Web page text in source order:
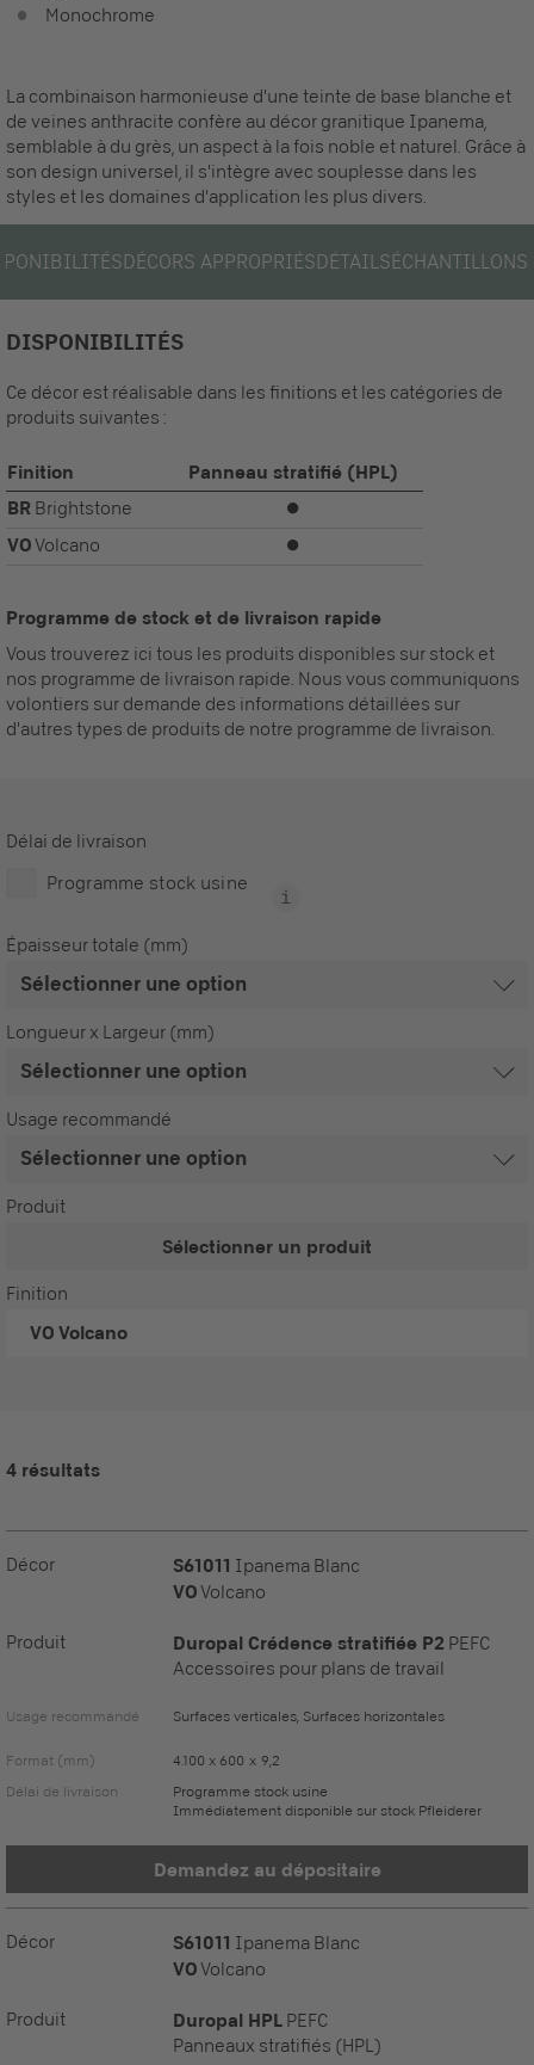
Monochrome
La combinaison harmonieuse d'une teinte de base blanche et
de veines anthracite confère au décor granitique Ipanema,
semblable à du grès, un aspect à la fois noble et naturel. Grâce à
son design universel, il s'intègre avec souplesse dans les
styles et les domaines d'application les plus divers.
DÉCORS APPROPRIÉSDÉTAILSÉCHANTILLONS
DISPONIBILITÉS
Ce décor est réalisable dans les finitions et les catégories de
produits suivantes :
Finition
Panneau stratifié (HPL)
BR Brightstone ⏺
VOVolcano ⏺
Programme de stock et de livraison rapide
Vous trouverez ici tous les produits disponibles sur stock et
nos programme de livraison rapide. Nous vous communiquons
volontiers sur demande des informations détaillées sur
d'autres types de produits de notre programme de livraison.
Délai de livraison
Programme stock usine
Épaisseur totale (mm)
Longueur x Largeur (mm)
Usage recommandé
Produit
Sélectionner un produit
Finition
VO Volcano
4 résultats
Décor S61011 Ipanema Blanc
VOVolcano
Produit Duropal Crédence stratifiée P2 PEFC
Accessoires pour plans de travail
Usage recommandé Surfaces verticales, Surfaces horizontales
Format (mm)
4.100 x 600 x 9,2
Délai de livraison
Programme stock usine
Immédiatement disponible sur stock Pfleiderer
Demandez au dépositaire
Décor S61011 Ipanema Blanc
VOVolcano
Produit Duropal HPL PEFC
Panneaux stratifiés (HPL)